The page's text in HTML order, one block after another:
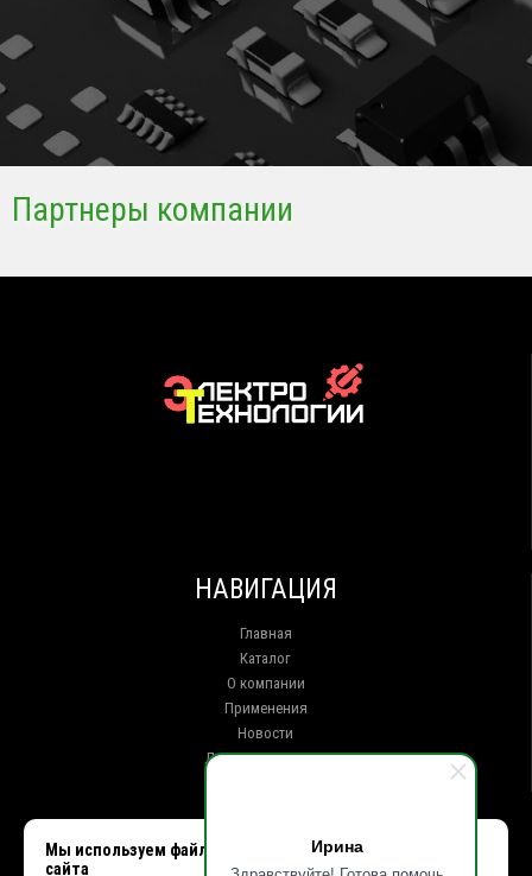
Ирина
Партнеры компании
НАВИГАЦИЯ
Главная
Каталог
О компании
Применения
Новости
Доставка и оплата
Мы используем файлы cookie, чтобы улучшить работу
сайта